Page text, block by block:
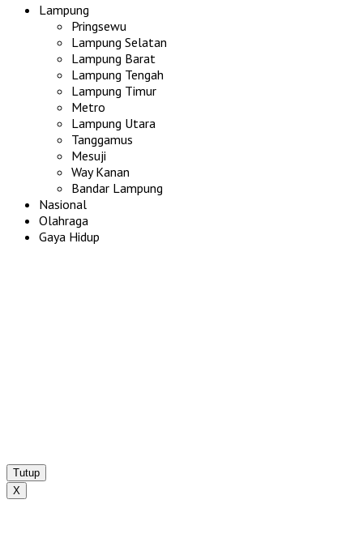
Lampung
Pringsewu
Lampung Selatan
Lampung Barat
Lampung Tengah
Lampung Timur
Metro
Lampung Utara
Tanggamus
Mesuji
Way Kanan
Bandar Lampung
Nasional
Olahraga
Gaya Hidup
Tutup
X